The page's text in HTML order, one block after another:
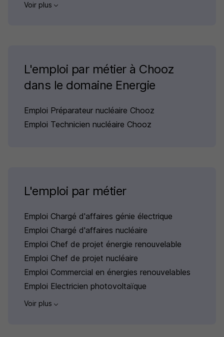
Voir plus
L'emploi par métier à Chooz
dans le domaine Energie
Emploi Préparateur nucléaire Chooz
Emploi Technicien nucléaire Chooz
L'emploi par métier
Emploi Chargé d'affaires génie électrique
Emploi Chargé d'affaires nucléaire
Emploi Chef de projet énergie renouvelable
Emploi Chef de projet nucléaire
Emploi Commercial en énergies renouvelables
Emploi Electricien photovoltaïque
Voir plus